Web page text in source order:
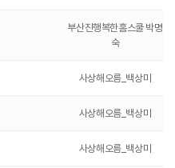
부산진행복한홈스쿨 박명
숙
사상해오름_백상미
사상해오름_백상미
사상해오름_백상미